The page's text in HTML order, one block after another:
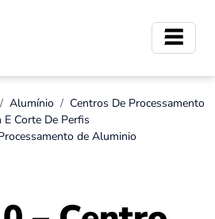
Alumínio
Centros De Processamento
Corte De Perfis
de Aluminio